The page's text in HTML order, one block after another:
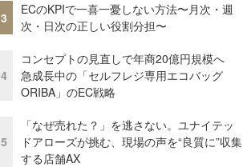
3
ECのKPIで一喜一憂しない方法〜月次・週
次・日次の正しい役割分担〜
4
コンセプトの見直しで年商20億円規模へ
急成長中の「セルフレジ専用エコバッグ
ORIBA」のEC戦略
5
「なぜ売れた？」を逃さない。ユナイテッ
ドアローズが挑む、現場の声を“良質に”収集
する店舗AX